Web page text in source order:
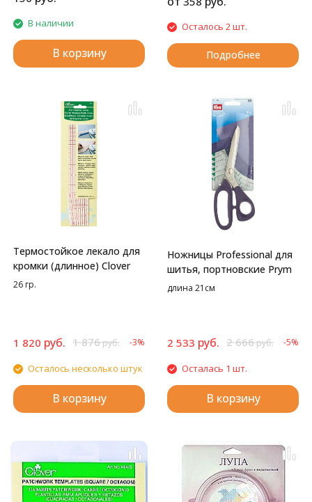
В наличии
В корзину
Осталось 2 шт.
Подробнее
Термостойкое лекало для
кромки (длинное) Clover
26 гр.
1 820 руб. 1 876руб. -3%
Осталось несколько штук
В корзину
Ножницы Professional для
шитья, портновские Prym
длина 21см
2 533 руб. 2 666руб. -5%
Осталась 1 шт.
В корзину